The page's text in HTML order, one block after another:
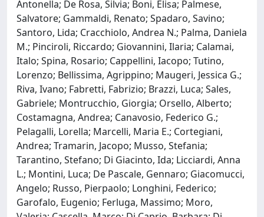
Antonella; De Rosa, Silvia; Boni, Elisa; Palmese,
Salvatore; Gammaldi, Renato; Spadaro, Savino;
Santoro, Lida; Cracchiolo, Andrea N.; Palma, Daniela
M.; Pinciroli, Riccardo; Giovannini, Ilaria; Calamai,
Italo; Spina, Rosario; Cappellini, Iacopo; Tutino,
Lorenzo; Bellissima, Agrippino; Maugeri, Jessica G.;
Riva, Ivano; Fabretti, Fabrizio; Brazzi, Luca; Sales,
Gabriele; Montrucchio, Giorgia; Orsello, Alberto;
Costamagna, Andrea; Canavosio, Federico G.;
Pelagalli, Lorella; Marcelli, Maria E.; Cortegiani,
Andrea; Tramarin, Jacopo; Musso, Stefania;
Tarantino, Stefano; Di Giacinto, Ida; Licciardi, Anna
L.; Montini, Luca; De Pascale, Gennaro; Giacomucci,
Angelo; Russo, Pierpaolo; Longhini, Federico;
Garofalo, Eugenio; Ferluga, Massimo; Moro,